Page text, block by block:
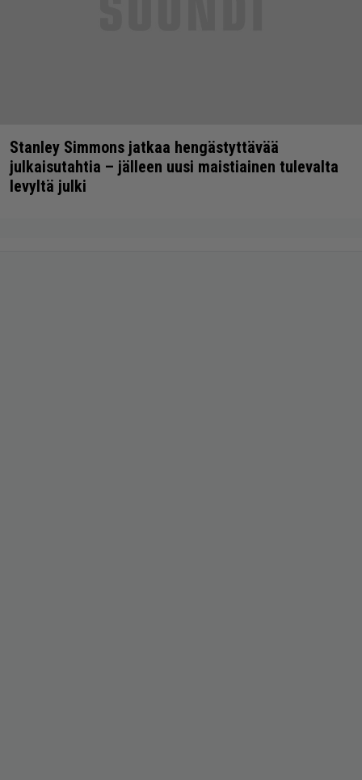
Stanley Simmons jatkaa hengästyttävää
julkaisutahtia – jälleen uusi maistiainen tulevalta
levyltä julki